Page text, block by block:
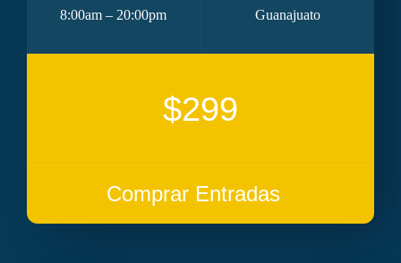
8:00am – 20:00pm
Guanajuato
$299
Comprar Entradas